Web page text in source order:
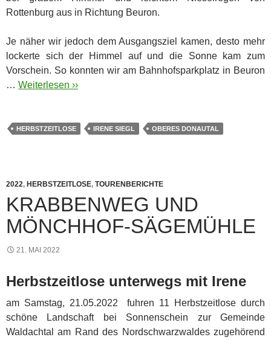
Rottenburg aus in Richtung Beuron.
Je näher wir jedoch dem Ausgangsziel kamen, desto mehr
lockerte sich der Himmel auf und die Sonne kam zum
Vorschein. So konnten wir am Bahnhofsparkplatz in Beuron
… Weiterlesen ››
HERBSTZEITLOSE IRENE SIEGL OBERES DONAUTAL
2022, HERBSTZEITLOSE, TOURENBERICHTE
KRABBENWEG UND
MÖNCHHOF-SÄGEMÜHLE
21. MAI 2022
Herbstzeitlose unterwegs mit Irene
am Samstag, 21.05.2022 fuhren 11 Herbstzeitlose durch
schöne Landschaft bei Sonnenschein zur Gemeinde
Waldachtal am Rand des Nordschwarzwaldes zugehörend